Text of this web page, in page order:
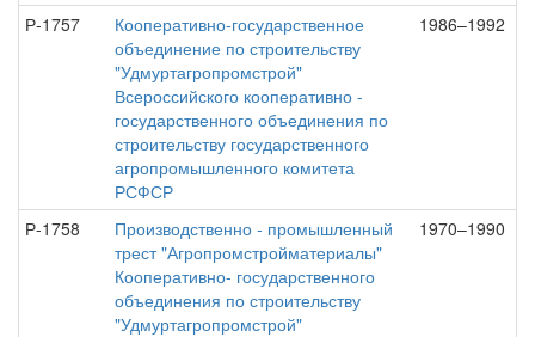
Р-1757
Кооперативно-государственное
объединение по строительству
"Удмуртагропромстрой"
Всероссийского кооперативно -
государственного объединения по
строительству государственного
агропромышленного комитета
РСФСР
1986–1992
Р-1758
Производственно - промышленный
трест "Агропромстройматериалы"
Кооперативно- государственного
объединения по строительству
"Удмуртагропромстрой"
1970–1990